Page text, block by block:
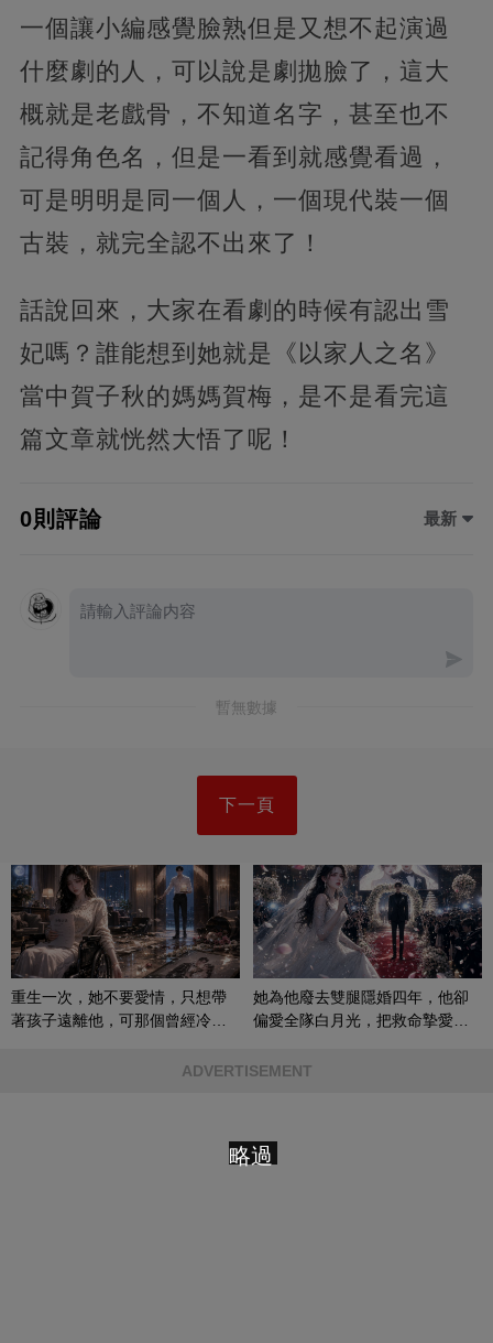
一個讓小編感覺臉熟但是又想不起演過
什麼劇的人，可以說是劇拋臉了，這大
概就是老戲骨，不知道名字，甚至也不
記得角色名，但是一看到就感覺看過，
可是明明是同一個人，一個現代裝一個
古裝，就完全認不出來了！
話說回來，大家在看劇的時候有認出雪
妃嗎？誰能想到她就是《以家人之名》
當中賀子秋的媽媽賀梅，是不是看完這
篇文章就恍然大悟了呢！
0則評論 最新
暫無數據
下一頁
重生一次，她不要愛情，只想帶
著孩子遠離他，可那個曾經冷漠
她為他廢去雙腿隱婚四年，他卻
偏愛全隊白月光，把救命摯愛當
ADVERTISEMENT
略過